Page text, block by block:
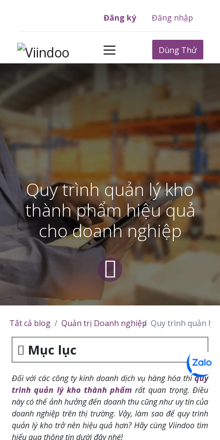
Đăng ký Đăng nhập
Dùng Thử
Quy trình quản lý kho
thành phẩm hiệu quả
cho doanh nghiệp
Tất cả blog Quản trị Doanh nghiệp Quy trình quản lý
Mục lục
Đối với các công ty kinh doanh dịch vụ hàng hóa thìquy
trình quản lý kho thành phẩm rất quan trọng. Điều
này có thể ảnh hưởng đến doanh thu cũng như uy tín của
doanh nghiệp trên thị trường. Vậy, làm sao để quy trình
quản lý kho trở nên hiệu quả hơn? Hãy cùng Viindoo tìm
hiểu qua thông tin dưới đây nhé!